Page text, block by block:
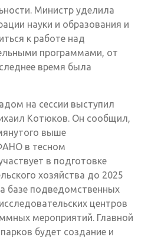
Министр уделила
науки и образования и
к работе над
программами, от
время была
на сессии выступил
Котюков. Он сообщил,
выше
в тесном
в подготовке
хозяйства до 2025
базе подведомственных
центров
мероприятий. Главной
будет создание и